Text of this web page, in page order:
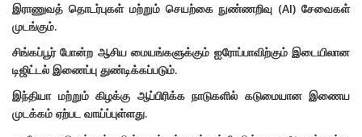
இராணுவத் தொடர்புகள் மற்றும் செயற்கை நுண்ணறிவு (AI) சேவைகள்
முடங்கும்.
சிங்கப்பூர் போன்ற ஆசிய மையங்களுக்கும் ஐரோப்பாவிற்கும் இடையிலான
டிஜிட்டல் இணைப்பு துண்டிக்கப்படும்.
இந்தியா மற்றும் கிழக்கு ஆப்பிரிக்க நாடுகளில் கடுமையான இணைய
முடக்கம் ஏற்பட வாய்ப்புள்ளது.